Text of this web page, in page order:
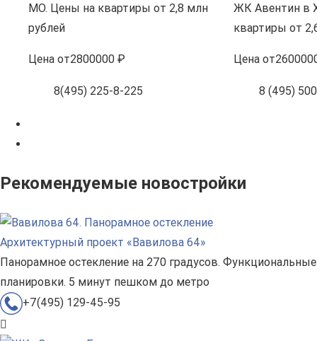
МО. Цены на квартиры от 2,8 млн
рублей
Цена от2800000 ₽
8(495) 225-8-225
ЖК Авентин в
квартиры от
Цена от
8 (495)
Рекомендуемые новостройки
Архитектурный проект «Вавилова 64»
Панорамное остекление на 270 градусов. Функциональные
планировки. 5 минут пешком до метро
+7(495) 129-45-95